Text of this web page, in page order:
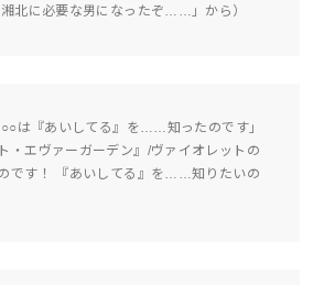
北に必要な男になったぞ……」から）
○○は『あいしてる』を……知ったのです」
・エヴァーガーデン』/ヴァイオレットの
です！ 『あいしてる』を……知りたいの